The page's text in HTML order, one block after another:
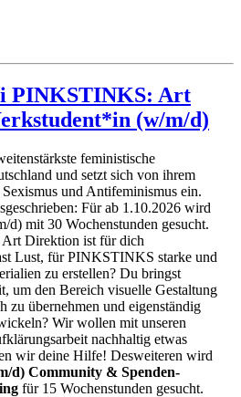
PINKSTINKS: Art
(w/m/d)
feministische
und setzt sich von ihrem
und Antifeminismus ein.
Für ab 1.10.2026 wird
d) mit 30 Wochenstunden gesucht.
Direktion ist für dich
Lust, für PINKSTINKS starke und
zu erstellen? Du bringst
um den Bereich visuelle Gestaltung
zu übernehmen und eigenständig
Wir wollen mit unseren
nachhaltig etwas
wir deine Hilfe! Desweiteren wird
d) Community & Spenden-
für 15 Wochenstunden gesucht.